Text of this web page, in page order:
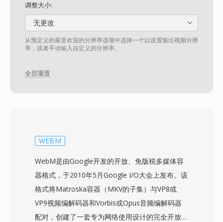
调整大小:
无更改
从预定义的最受欢迎的分辨率选项中选择一个以设置输出视频分辨
率，或者手动输入自定义的分辨率。
全部重置
WEBM
WebM是由Google开发的开放、免版税多媒体容
器格式，于2010年5月Google I/O大会上发布。该
格式将Matroska容器（MKV的子集）与VP8或
VP9视频编解码器和Vorbis或Opus音频编解码器
配对，创建了一套专为网络使用设计的完全开放的